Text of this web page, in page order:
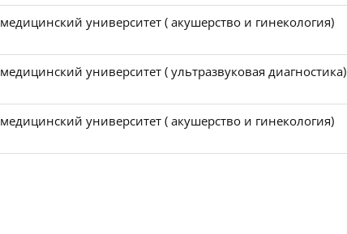
университет ( акушерство и гинекология)
университет ( ультразвуковая диагностика)
университет ( акушерство и гинекология)